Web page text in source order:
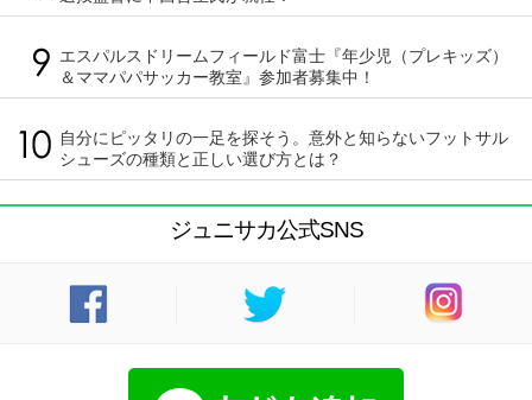
エスパルスドリームフィールド富士『年少児（プレキッズ）
＆ママパパサッカー教室』参加者募集中！
自分にピッタリの一足を探そう。意外と知らないフットサル
シューズの種類と正しい選び方とは？
ジュニサカ公式SNS